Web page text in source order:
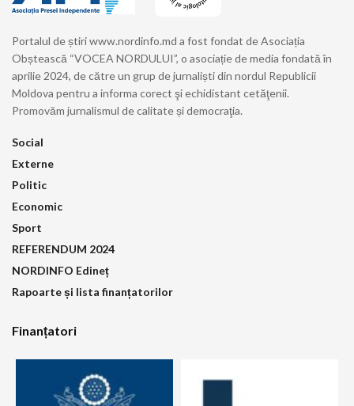
Portalul de știri www.nordinfo.md a fost fondat de Asociația
Obștească “VOCEA NORDULUI”, o asociație de media fondată în
aprilie 2024, de către un grup de jurnaliști din nordul Republicii
Moldova pentru a informa corect şi echidistant cetăţenii.
Promovăm jurnalismul de calitate și democraţia.
Social
Externe
Politic
Economic
Sport
REFERENDUM 2024
NORDINFO Edineț
Rapoarte și lista finanțatorilor
Finanțatori